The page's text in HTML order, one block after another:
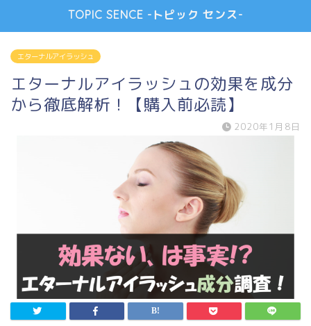
TOPIC SENCE -トピック センス-
エターナルアイラッシュ
エターナルアイラッシュの効果を成分
から徹底解析！【購入前必読】
2020年1月8日